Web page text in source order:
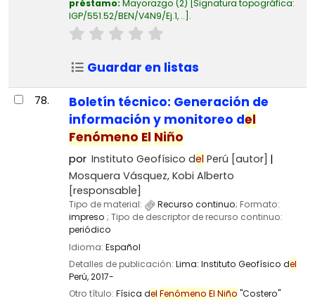
préstamo: Mayorazgo (2) Signatura topográfica:
IGP/551.52/BEN/V4N9/Ej.1, .. .
Guardar en listas
78.
Boletín técnico: Generación de
información y monitoreo del
Fenómeno El Niño
por Instituto Geofísico del Perú [autor]
Mosquera Vásquez, Kobi Alberto
[responsable]
Tipo de material: Recurso continuo; Formato:
impreso ; Tipo de descriptor de recurso continuo:
periódico
Idioma: Español
Detalles de publicación: Lima: Instituto Geofísico del
Perú,2017-
Otro título: Física del Fenómeno El Niño "Costero"